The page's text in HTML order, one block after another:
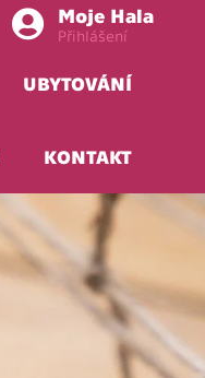
Moje Hala
Přihlášení
UBYTOVÁNÍ
KONTAKT